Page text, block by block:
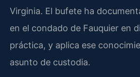
Virginia. El bufete ha
en el condado de Fauquier en
práctica, y aplica ese
asunto de custodia.